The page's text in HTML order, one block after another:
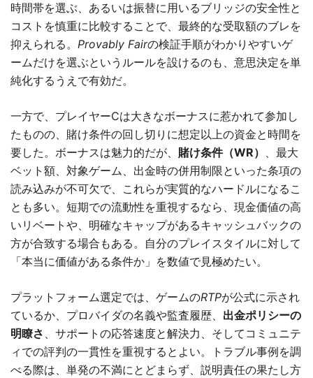
時間帯を選ぶ、あるいは振替に用いるブリッジの安全性と
コストを慎重に比較することで、最終的な受取額のブレを
抑えられる。 Provably Fairの検証手順がわかりやすいゲ
ームだけを選ぶというルールを設けるのも、意思決定を単
純化するうえで有効だ。
一方で、プレイヤーCは大きなボーナスに惹かれて参加し
たものの、賭け条件の回し切りに想定以上の資金と時間を
要した。ボーナスは魅力的だが、 賭け条件（WR） 、最大
ベット額、対象ゲーム、出金時の併用制限といった条項の
読み込みが不可欠で、これらが実質的なハードルになるこ
とも多い。短期での流動性を重視するなら、現金価値の高
いリベートや、明確なキャップがあるキャッシュバックの
方が合致する場合もある。自分のプレイスタイルに対して
「本当に価値がある条件か」を数値で見極めたい。
プラットフォーム選定では、ゲームのRTPが公式に示され
ているか、プロバイダの名義や監査履歴、 出金ポリシーの
明瞭さ 、サポートの応答速度と解決力、そしてコミュニテ
ィでの評判の一貫性を重視するとよい。トラブル事例を調
べる際は、単発の不満にとどまらず、説明責任の果たし方